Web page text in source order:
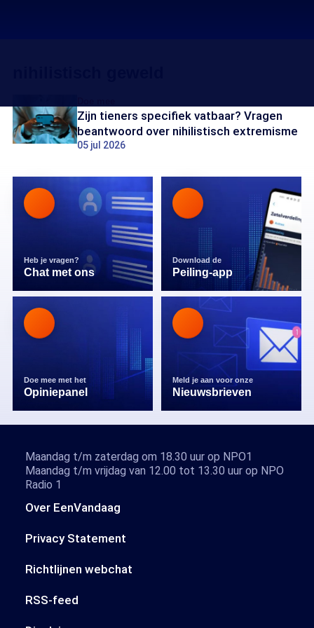
Zijn tieners specifiek vatbaar? Vragen
beantwoord over nihilistisch extremisme
05 jul 2026
Heb je vragen?
Chat met ons
Download de
Peiling-app
Doe mee met het
Opiniepanel
Meld je aan voor onze
Nieuwsbrieven
Over EenVandaag
Privacy Statement
Richtlijnen webchat
RSS-feed
Maandag t/m zaterdag om 18.30 uur op NPO1
Maandag t/m vrijdag van 12.00 tot 13.30 uur op NPO
Radio 1